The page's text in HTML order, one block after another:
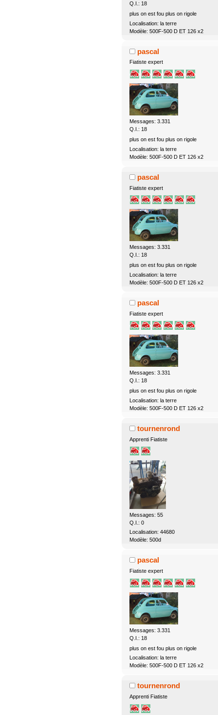
Q.I.: 18
plus on est fou plus on rigole
Localisation: la terre
Modèle: 500F-500 D ET 126 x2
pascal
Fiatiste expert
Messages: 3.331
Q.I.: 18
plus on est fou plus on rigole
Localisation: la terre
Modèle: 500F-500 D ET 126 x2
pascal
Fiatiste expert
Messages: 3.331
Q.I.: 18
plus on est fou plus on rigole
Localisation: la terre
Modèle: 500F-500 D ET 126 x2
pascal
Fiatiste expert
Messages: 3.331
Q.I.: 18
plus on est fou plus on rigole
Localisation: la terre
Modèle: 500F-500 D ET 126 x2
tournenrond
Apprenti Fiatiste
Messages: 55
Q.I.: 0
Localisation: 44680
Modèle: 500d
pascal
Fiatiste expert
Messages: 3.331
Q.I.: 18
plus on est fou plus on rigole
Localisation: la terre
Modèle: 500F-500 D ET 126 x2
tournenrond
Apprenti Fiatiste